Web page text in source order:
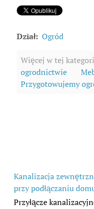
Dział: Ogród
Więcej w tej
ogrodnictwie
Przygotowujemy
Kanalizacja
przy podłączaniu
Przyłącze